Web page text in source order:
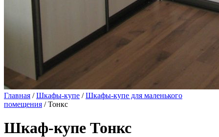
Главная /Шкафы-купе /Шкафы-купе для маленького
помещения / Тонкс
Шкаф-купе Тонкс